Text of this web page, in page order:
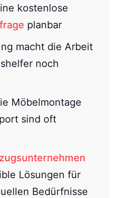
kostenlose
planbar
macht die Arbeit
noch
Möbelmontage
sind oft
Lösungen für
Bedürfnisse